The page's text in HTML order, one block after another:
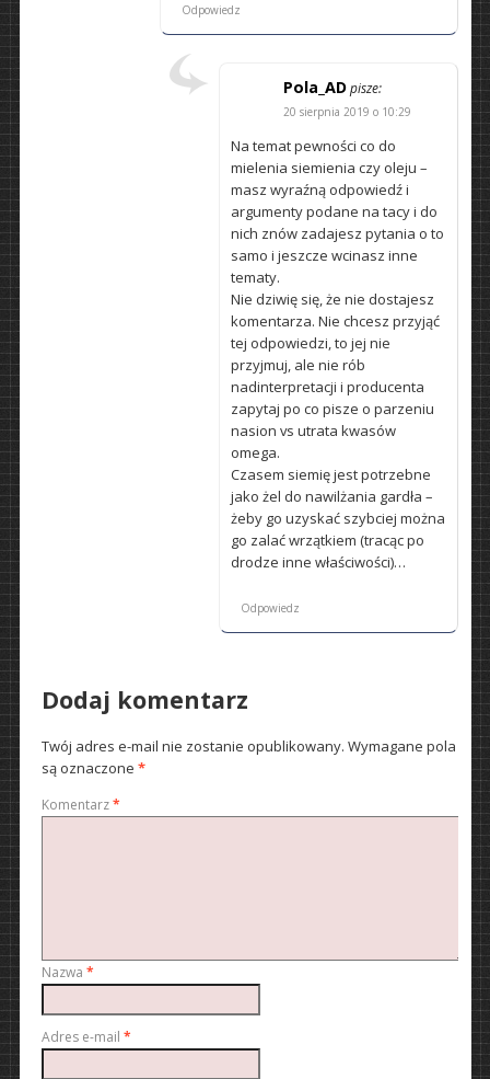
Odpowiedz
Pola_AD pisze:
20 sierpnia 2019 o 10:29
Na temat pewności co do
mielenia siemienia czy oleju –
masz wyraźną odpowiedź i
argumenty podane na tacy i do
nich znów zadajesz pytania o to
samo i jeszcze wcinasz inne
tematy.
Nie dziwię się, że nie dostajesz
komentarza. Nie chcesz przyjąć
tej odpowiedzi, to jej nie
przyjmuj, ale nie rób
nadinterpretacji i producenta
zapytaj po co pisze o parzeniu
nasion vs utrata kwasów
omega.
Czasem siemię jest potrzebne
jako żel do nawilżania gardła –
żeby go uzyskać szybciej można
go zalać wrzątkiem (tracąc po
drodze inne właściwości)…
Odpowiedz
Dodaj komentarz
Twój adres e-mail nie zostanie opublikowany. Wymagane pola
są oznaczone *
Komentarz*
Nazwa *
Adres e-mail *